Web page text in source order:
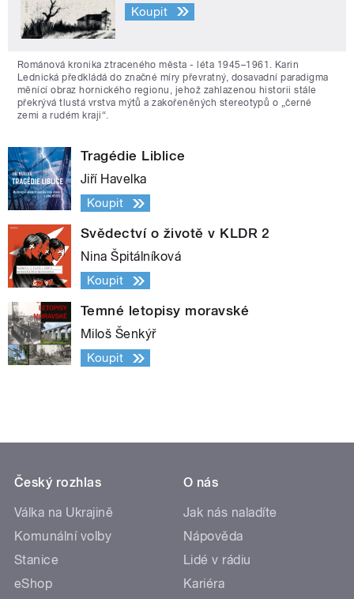
Koupit
Románová kronika ztraceného města - léta 1945–1961. Karin
Lednická předkládá do značné míry převratný, dosavadní paradigma
měnící obraz hornického regionu, jehož zahlazenou historii stále
překrývá tlustá vrstva mýtů a zakořeněných stereotypů o „černé
zemi a rudém kraji“.
Tragédie Liblice
Jiří Havelka
Koupit
Svědectví o životě v KLDR 2
Nina Špitálníková
Koupit
Temné letopisy moravské
Miloš Šenkýř
Koupit
Český rozhlas
Válka na Ukrajině
Komunální volby
Stanice
eShop
O nás
Jak nás naladíte
Nápověda
Lidé v rádiu
Kariéra